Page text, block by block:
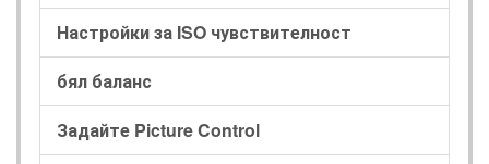
Настройки за ISO чувствителност
бял баланс
Задайте Picture Control